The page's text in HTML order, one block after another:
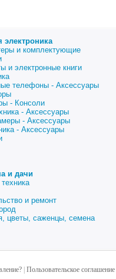
электроника
и комплектующие
и электронные книги
телефоны - Аксессуары
- Консоли
- Аксессуары
- Аксессуары
- Аксессуары
и дачи
и ремонт
цветы, саженцы, семена
| Пользовательское соглашение|